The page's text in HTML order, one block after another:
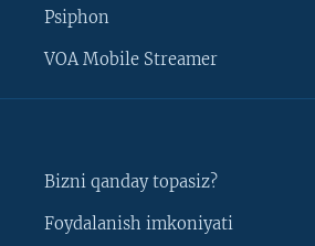
Psiphon
VOA Mobile Streamer
Bizni qanday topasiz?
Foydalanish imkoniyati